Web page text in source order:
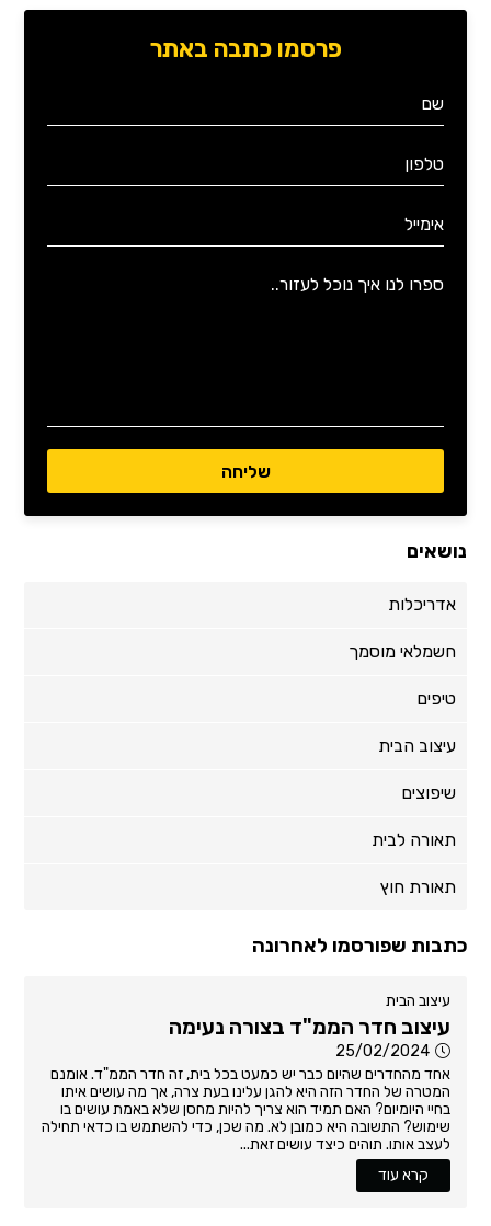
פרסמו כתבה באתר
נושאים
אדריכלות
חשמלאי מוסמך
טיפים
עיצוב הבית
שיפוצים
תאורה לבית
תאורת חוץ
כתבות שפורסמו לאחרונה
עיצוב הבית
עיצוב חדר הממ"ד בצורה נעימה
25/02/2024
אחד מהחדרים שהיום כבר יש כמעט בכל בית, זה חדר הממ"ד. אומנם
המטרה של החדר הזה היא להגן עלינו בעת צרה, אך מה עושים איתו
בחיי היומיום? האם תמיד הוא צריך להיות מחסן שלא באמת עושים בו
שימוש? התשובה היא כמובן לא. מה שכן, כדי להשתמש בו כדאי תחילה
לעצב אותו. תוהים כיצד עושים זאת...
קרא עוד